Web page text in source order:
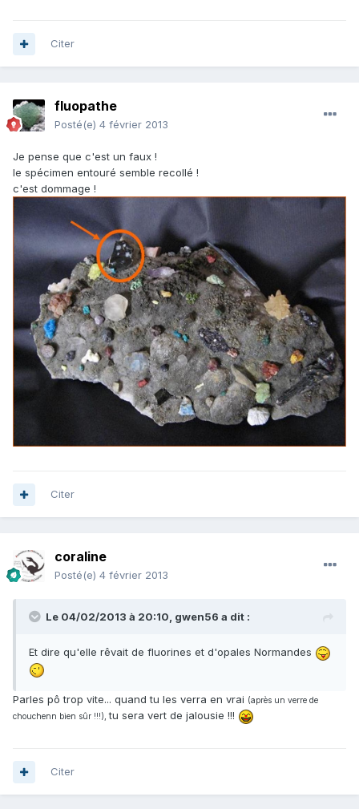
Citer
fluopathe
Posté(e) 4 février 2013
Je pense que c'est un faux !
le spécimen entouré semble recollé !
c'est dommage !
Citer
coraline
Posté(e) 4 février 2013
Le 04/02/2013 à 20:10, gwen56 a dit :
Et dire qu'elle rêvait de fluorines et d'opales Normandes
Parles pô trop vite... quand tu les verra en vrai (après un verre de
chouchenn bien sûr !!!),tu sera vert de jalousie !!!
Citer